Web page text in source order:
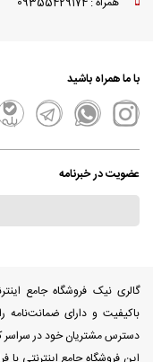
با ما همراه باشید
عضویت در خبرنامه
گالری نیک فروشگاه جامع
باکیفیت و دارای ضمانت‌نامه
دسترس مشتریان خود در سراسر
این فروشگاه جامع اینترنتی